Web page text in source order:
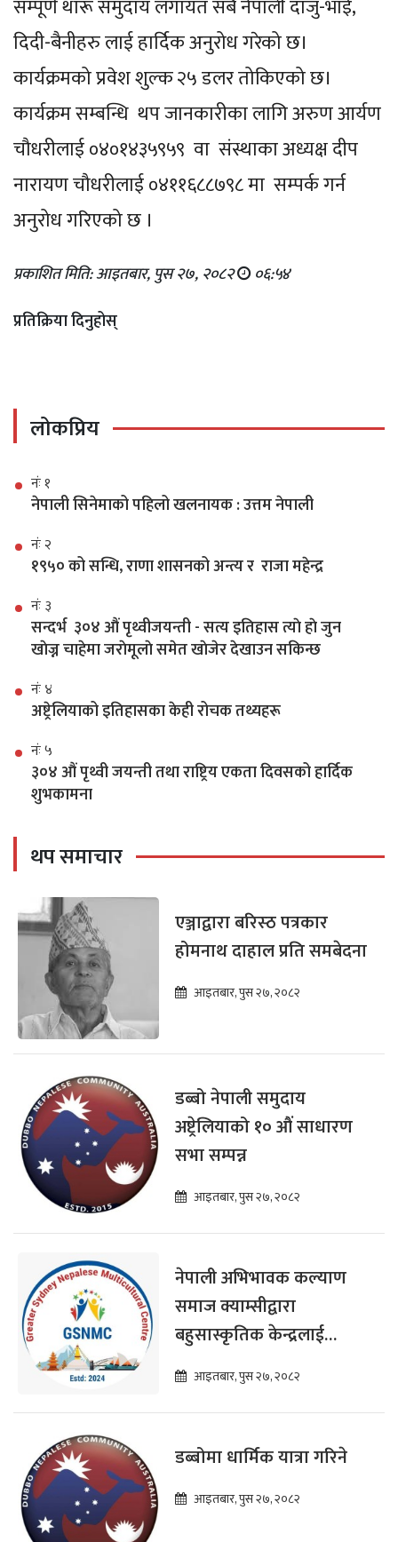
सम्पूर्ण थारू समुदाय लगायत सबै नेपाली दाजु-भाई,
दिदी-बैनीहरु लाई हार्दिक अनुरोध गरेको छ।
कार्यक्रमको प्रवेश शुल्क २५ डलर तोकिएको छ।
कार्यक्रम सम्बन्धि थप जानकारीका लागि अरुण आर्यण
चौधरीलाई ०४०१४३५९५९ वा संस्थाका अध्यक्ष दीप
नारायण चौधरीलाई ०४११६८८७९८ मा सम्पर्क गर्न
अनुरोध गरिएको छ ।
प्रकाशित मिति: आइतबार, पुस २७, २०८२ ०६:५४
प्रतिक्रिया दिनुहोस्
लोकप्रिय
नंः १
नेपाली सिनेमाको पहिलो खलनायक : उत्तम नेपाली
नंः २
१९५० को सन्धि, राणा शासनको अन्त्य र राजा महेन्द्र
नंः ३
सन्दर्भ ३०४ औं पृथ्वीजयन्ती - सत्य इतिहास त्याे हाे जुन
खाेज्न चाहेमा जराेमूलाे समेत खाेजेर देखाउन सकिन्छ
नंः ४
अष्ट्रेलियाको इतिहासका केही रोचक तथ्यहरू
नंः ५
३०४ औं पृथ्वी जयन्ती तथा राष्ट्रिय एकता दिवसको हार्दिक
शुभकामना
थप समाचार
एञ्जाद्वारा बरिस्ठ पत्रकार
होमनाथ दाहाल प्रति समबेदना
आइतबार, पुस २७, २०८२
डब्बो नेपाली समुदाय
अष्ट्रेलियाको १० औं साधारण
सभा सम्पन्न
आइतबार, पुस २७, २०८२
नेपाली अभिभावक कल्याण
समाज क्याम्सीद्वारा
बहुसास्कृतिक केन्द्रलाई
सहयोग प्रदान
आइतबार, पुस २७, २०८२
डब्बोमा धार्मिक यात्रा गरिने
आइतबार, पुस २७, २०८२